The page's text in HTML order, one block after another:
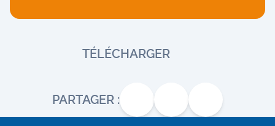
TÉLÉCHARGER
PARTAGER :